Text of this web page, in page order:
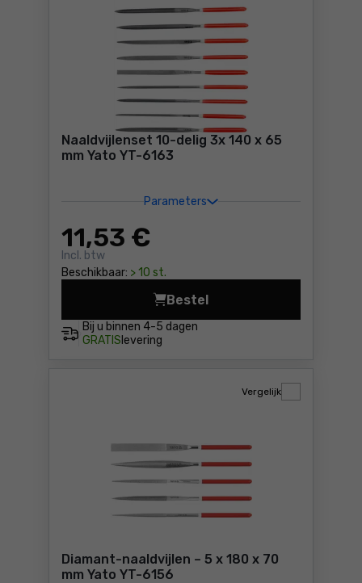
Naaldvijlenset 10-delig 3x 140 x 65
mm Yato YT-6163
Parameters
11,53 €
Incl. btw
Beschikbaar: > 10 st.
Bij u binnen 4-5 dagen
GRATIS levering
Bestel
Naaldvijlenset 10-delig 3x
Diamant-naaldvijlen – 5 x 180 x 70
mm Yato YT-6156
Vergelijk